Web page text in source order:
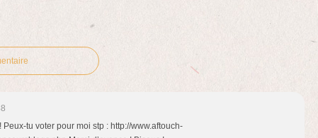
tu voter pour moi stp : http://www.aftouch-